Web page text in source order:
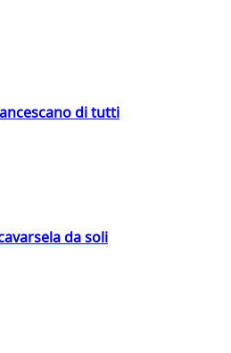
di tutti
da soli